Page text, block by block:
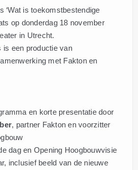
‘Wat is toekomstbestendige
op donderdag 18 november
in Utrecht.
is een productie van
met Fakton en
en korte presentatie door
, partner Fakton en voorzitter
dag en Opening Hoogbouwvisie
inclusief beeld van de nieuwe